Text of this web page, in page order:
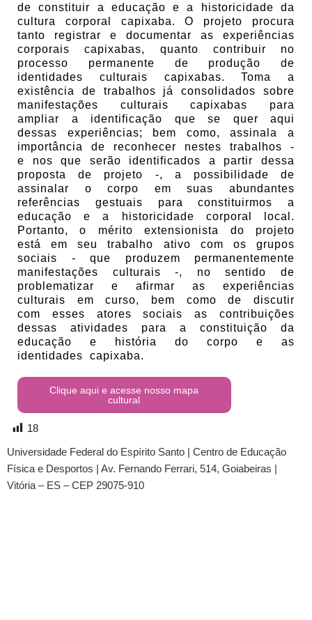
de constituir a educação e a historicidade da
cultura corporal capixaba. O projeto procura
tanto registrar e documentar as experiências
corporais capixabas, quanto contribuir no
processo permanente de produção de
identidades culturais capixabas. Toma a
existência de trabalhos já consolidados sobre
manifestações culturais capixabas para
ampliar a identificação que se quer aqui
dessas experiências; bem como, assinala a
importância de reconhecer nestes trabalhos -
e nos que serão identificados a partir dessa
proposta de projeto -, a possibilidade de
assinalar o corpo em suas abundantes
referências gestuais para constituirmos a
educação e a historicidade corporal local.
Portanto, o mérito extensionista do projeto
está em seu trabalho ativo com os grupos
sociais - que produzem permanentemente
manifestações culturais -, no sentido de
problematizar e afirmar as experiências
culturais em curso, bem como de discutir
com esses atores sociais as contribuições
dessas atividades para a constituição da
educação e história do corpo e as
identidades capixaba.
Clique aqui e acesse nosso mapa
cultural
18
Universidade Federal do Espírito Santo | Centro de Educação
Física e Desportos | Av. Fernando Ferrari, 514, Goiabeiras |
Vitória – ES – CEP 29075-910